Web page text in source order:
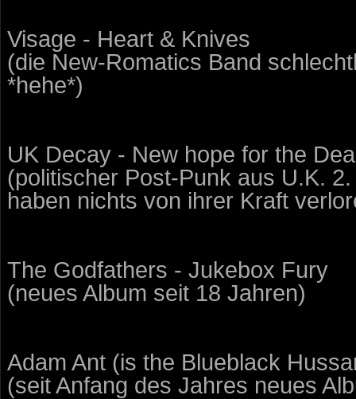
Visage - Heart & Knives
(die New-Romatics Band
*hehe*)
UK Decay - New hope for the
(politischer Post-Punk aus U.K.
haben nichts von ihrer Kraft
The Godfathers - Jukebox Fury
(neues Album seit 18 Jahren)
Adam Ant (is the Blueblack
(seit Anfang des Jahres neues